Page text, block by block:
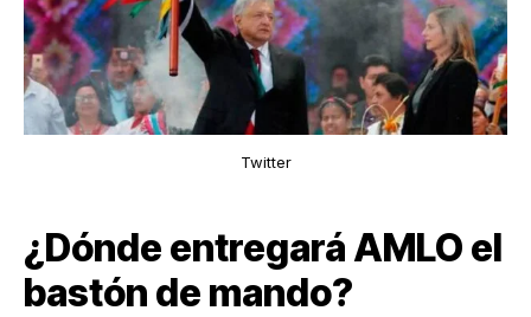
Twitter
¿Dónde entregará AMLO el
bastón de mando?